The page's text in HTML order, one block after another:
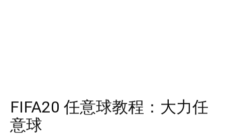
FIFA20 任意球教程：大力任
意球